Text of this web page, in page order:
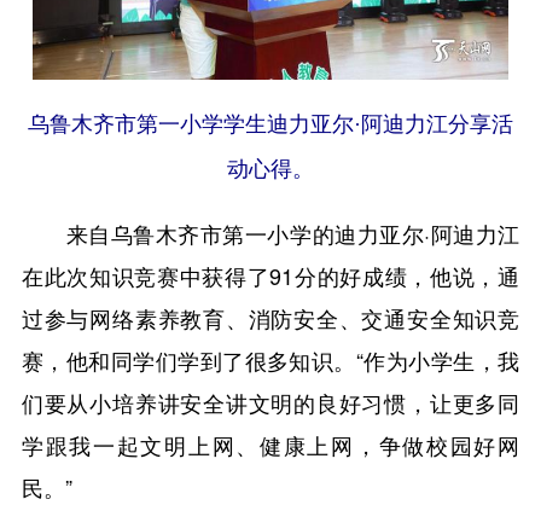
乌鲁木齐市第一小学学生迪力亚尔·阿迪力江分享活
动心得。
来自乌鲁木齐市第一小学的迪力亚尔·阿迪力江
在此次知识竞赛中获得了91分的好成绩，他说，通
过参与网络素养教育、消防安全、交通安全知识竞
赛，他和同学们学到了很多知识。“作为小学生，我
们要从小培养讲安全讲文明的良好习惯，让更多同
学跟我一起文明上网、健康上网，争做校园好网
民。”